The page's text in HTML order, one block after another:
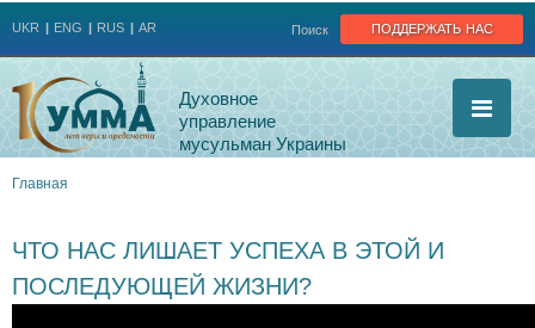
поддержать нас
Поиск
UKR ENG RUS AR
Духовное
управление
мусульман Украины
Главная
ЧТО НАС ЛИШАЕТ УСПЕХА В ЭТОЙ И
ПОСЛЕДУЮЩЕЙ ЖИЗНИ?